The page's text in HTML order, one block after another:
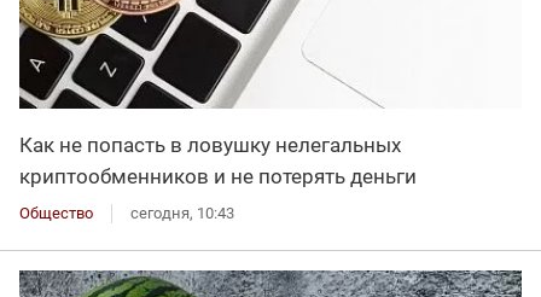
Как не попасть в ловушку нелегальных
криптообменников и не потерять деньги
Общество сегодня, 10:43